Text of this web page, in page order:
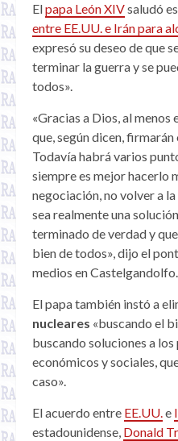
Elpapa León XIVsaludó
entre EE.UU. e Irán para
expresó su deseo de que
terminar la guerra y se
todos».
«Gracias a Dios, al
que, según dicen,
Todavía habrá varios
siempre es mejor hacerlo
negociación, no volver a
sea realmente una
terminado de verdad y
bien de todos», dijo el
medios en Castelgandolfo.
El papa también instó a
nucleares «buscando el
buscando soluciones a
económicos y sociales,
caso».
El acuerdo entre EE.UU.e
estadounidense, Donald